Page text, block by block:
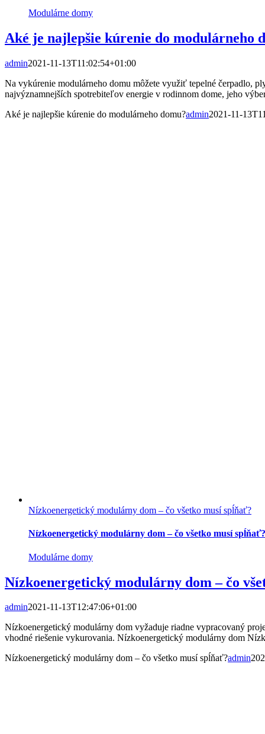
Modulárne domy
Aké je najlepšie kúrenie do modulárneho
admin2021-11-13T11:02:54+01:00
Na vykúrenie modulárneho domu môžete využiť tepelné čerpadlo,
najvýznamnejších spotrebiteľov energie v rodinnom dome, jeho
Aké je najlepšie kúrenie do modulárneho domu?admin2021-11-
Nízkoenergetický modulárny dom – čo všetko musí spĺňať?
Nízkoenergetický modulárny dom – čo všetko musí spĺňať?
Modulárne domy
Nízkoenergetický modulárny dom – čo
admin2021-11-13T12:47:06+01:00
Nízkoenergetický modulárny dom vyžaduje riadne vypracovaný
vhodné riešenie vykurovania. Nízkoenergetický modulárny dom
Nízkoenergetický modulárny dom – čo všetko musí spĺňať?admin